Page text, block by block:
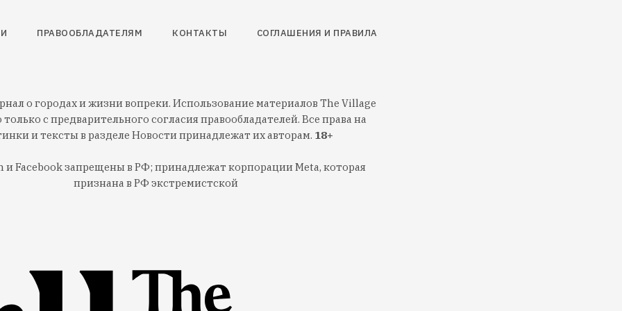
ПРАВООБЛАДАТЕЛЯМ КОНТАКТЫ СОГЛАШЕНИЯ И ПРАВИЛА
о городах и жизни вопреки. Использование материалов The Village
с предварительного согласия правообладателей. Все права на
и тексты в разделе Новости принадлежат их авторам. 18+
и Facebook запрещены в РФ; принадлежат корпорации Meta, которая
признана в РФ экстремистской